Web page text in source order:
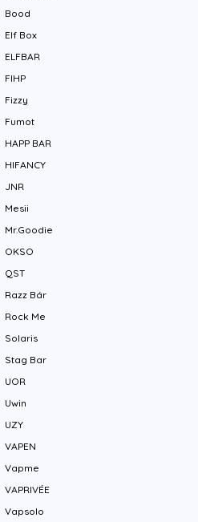
Bood
Elf Box
ELFBAR
FIHP
Fizzy
Fumot
HAPP BAR
HIFANCY
JNR
Mesii
Mr.Goodie
OKSO
QST
Razz Bár
Rock Me
Solaris
Stag Bar
UOR
Uwin
UZY
VAPEN
Vapme
VAPRIVÉE
Vapsolo